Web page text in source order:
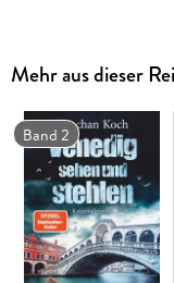
gestaltet sich deren
auf Amrum zu heiß.
und das Watt
Für Fans von
Liebhabern.
»Boshaft,
Bielefelder
Mehr aus dieser
Band 2